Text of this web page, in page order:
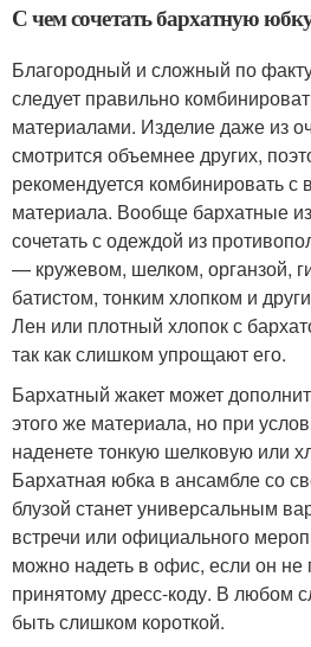
С чем сочетать бархатную
Благородный и сложный по
следует правильно
материалами. Изделие даже из
смотрится объемнее других,
рекомендуется комбинировать с
материала. Вообще бархатные
сочетать с одеждой из
— кружевом, шелком, органзой,
батистом, тонким хлопком и
Лен или плотный хлопок с
так как слишком упрощают его.
Бархатный жакет может
этого же материала, но при
наденете тонкую шелковую или
Бархатная юбка в ансамбле со
блузой станет универсальным
встречи или официального
можно надеть в офис, если он не
принятому дресс-коду. В любом
быть слишком короткой.